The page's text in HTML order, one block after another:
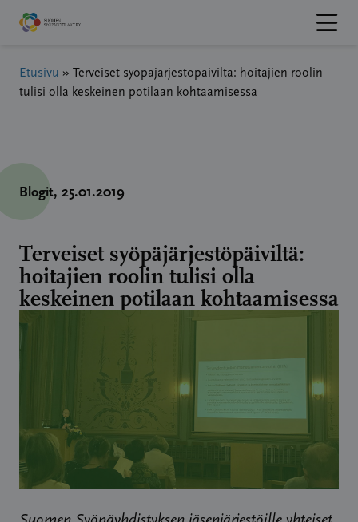
Hyppää
sisältöön
Etusivu »
Terveiset syöpäjärjestöpäiviltä: hoitajien roolin
tulisi olla keskeinen potilaan kohtaamisessa
Blogit, 25.01.2019
Terveiset syöpäjärjestöpäiviltä:
hoitajien roolin tulisi olla
keskeinen potilaan kohtaamisessa